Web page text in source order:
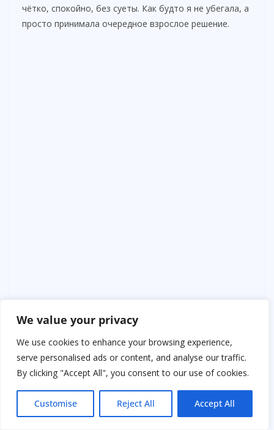
We value your privacy
We use cookies to enhance your browsing experience,
serve personalised ads or content, and analyse our traffic.
By clicking "Accept All", you consent to our use of cookies.
Customise Reject All Accept All
чётко, спокойно, без суеты. Как будто я не убегала, а
просто принимала очередное взрослое решение.